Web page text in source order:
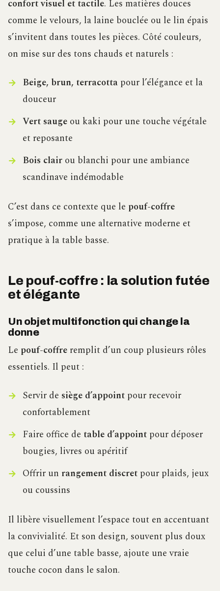
confort visuel et tactile. Les matières douces
comme le velours, la laine bouclée ou le lin épais
s’invitent dans toutes les pièces. Côté couleurs,
on mise sur des tons chauds et naturels :
Beige, brun, terracottapour l’élégance et la
douceur
Vert saugeou kaki pour une touche végétale
et reposante
Bois clairou blanchi pour une ambiance
scandinave indémodable
C’est dans ce contexte que le pouf-coffre
s’impose, comme une alternative moderne et
pratique à la table basse.
Le pouf-coffre : la solution futée
et élégante
Un objet multifonction qui change la
donne
Le pouf-coffre remplit d’un coup plusieurs rôles
essentiels. Il peut :
Servir de siège d’appointpour recevoir
confortablement
Faire office de table d’appointpour déposer
bougies, livres ou apéritif
Offrir un rangement discretpour plaids, jeux
ou coussins
Il libère visuellement l’espace tout en accentuant
la convivialité. Et son design, souvent plus doux
que celui d’une table basse, ajoute une vraie
touche cocon dans le salon.